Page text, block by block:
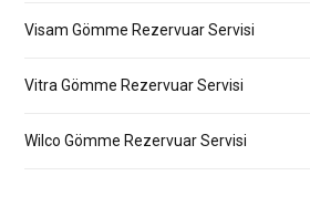
Visam Gömme Rezervuar Servisi
Vitra Gömme Rezervuar Servisi
Wilco Gömme Rezervuar Servisi